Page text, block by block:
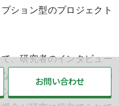
ション型のプロジェクト
、研究者のインタビュー
ど、展示コレクションの
が用意されています。
お問い合わせ